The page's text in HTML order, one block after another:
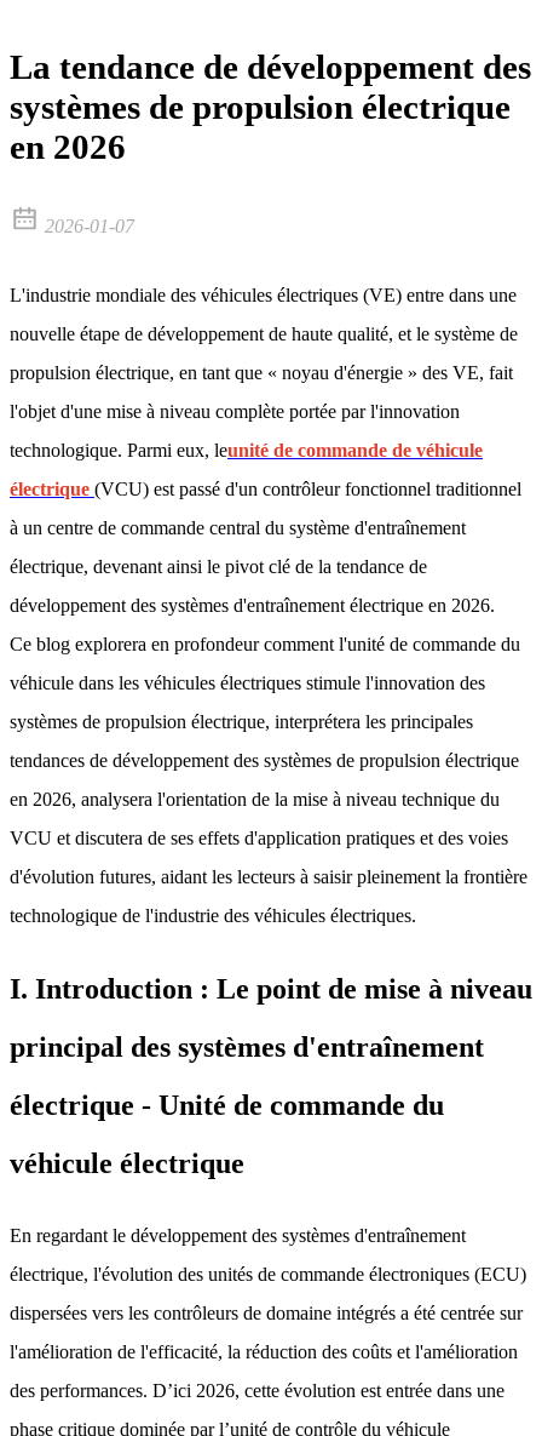
La tendance de développement des
systèmes de propulsion électrique
en 2026
2026-01-07
L'industrie mondiale des véhicules électriques (VE) entre dans une
nouvelle étape de développement de haute qualité, et le système de
propulsion électrique, en tant que « noyau d'énergie » des VE, fait
l'objet d'une mise à niveau complète portée par l'innovation
technologique. Parmi eux, leunité de commande de véhicule
électrique (VCU) est passé d'un contrôleur fonctionnel traditionnel
à un centre de commande central du système d'entraînement
électrique, devenant ainsi le pivot clé de la tendance de
développement des systèmes d'entraînement électrique en 2026.
Ce blog explorera en profondeur comment l'unité de commande du
véhicule dans les véhicules électriques stimule l'innovation des
systèmes de propulsion électrique, interprétera les principales
tendances de développement des systèmes de propulsion électrique
en 2026, analysera l'orientation de la mise à niveau technique du
VCU et discutera de ses effets d'application pratiques et des voies
d'évolution futures, aidant les lecteurs à saisir pleinement la frontière
technologique de l'industrie des véhicules électriques.
I. Introduction : Le point de mise à niveau
principal des systèmes d'entraînement
électrique - Unité de commande du
véhicule électrique
En regardant le développement des systèmes d'entraînement
électrique, l'évolution des unités de commande électroniques (ECU)
dispersées vers les contrôleurs de domaine intégrés a été centrée sur
l'amélioration de l'efficacité, la réduction des coûts et l'amélioration
des performances. D’ici 2026, cette évolution est entrée dans une
phase critique dominée par l’unité de contrôle du véhicule